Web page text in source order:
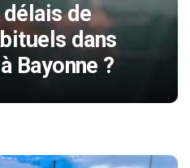
de
dans
Bayonne ?